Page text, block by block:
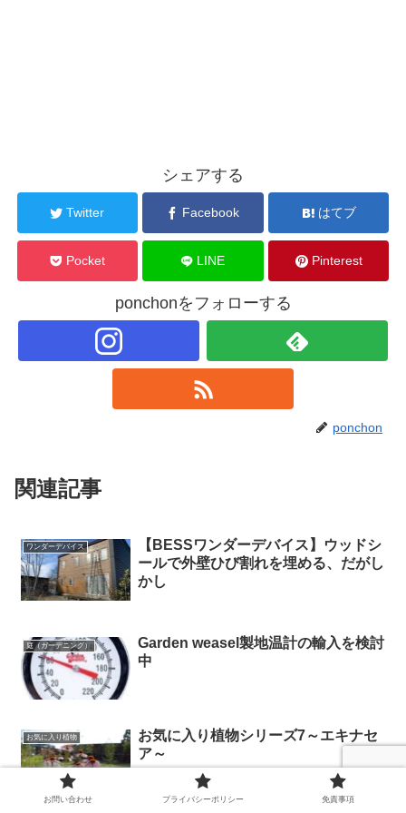
シェアする
Twitter Facebook はてブ
Pocket LINE Pinterest
ponchonをフォローする
ponchon
関連記事
ワンダーデバイス
【BESSワンダーデバイス】ウッドシ
ールで外壁ひび割れを埋める、だがし
かし
庭（ガーデニング）
Garden weasel製地温計の輸入を検討
中
お気に入り植物
お気に入り植物シリーズ7～エキナセ
ア～
お問い合わせ プライバシーポリシー 免責事項